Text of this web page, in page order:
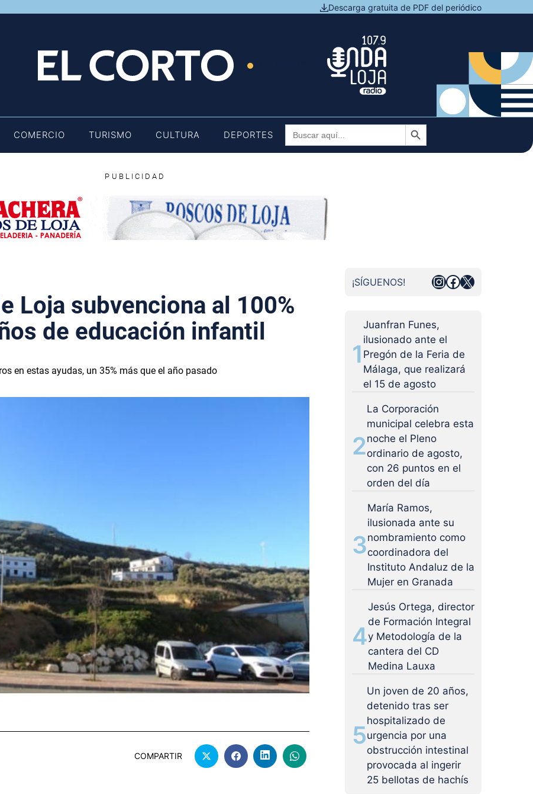
Descarga gratuita de PDF del periódico
COMERCIO TURISMO CULTURA DEPORTES
Buscar: Botón de búsqueda
PUBLICIDAD
Loja subvenciona al 100%
de educación infantil
en estas ayudas, un 35% más que el año pasado
COMPARTIR
¡SÍGUENOS! Instagram
Facebook
X
1
Juanfran Funes,
ilusionado ante el
Pregón de la Feria de
Málaga, que realizará
el 15 de agosto
2
La Corporación
municipal celebra esta
noche el Pleno
ordinario de agosto,
con 26 puntos en el
orden del día
3
María Ramos,
ilusionada ante su
nombramiento como
coordinadora del
Instituto Andaluz de la
Mujer en Granada
4
Jesús Ortega, director
de Formación Integral
y Metodología de la
cantera del CD
Medina Lauxa
5
Un joven de 20 años,
detenido tras ser
hospitalizado de
urgencia por una
obstrucción intestinal
provocada al ingerir
25 bellotas de hachís